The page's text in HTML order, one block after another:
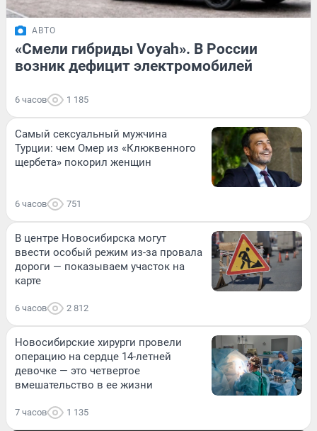
АВТО
«Смели гибриды Voyah». В России
возник дефицит электромобилей
6 часов 1 185
Самый сексуальный мужчина
Турции: чем Омер из «Клюквенного
щербета» покорил женщин
6 часов 751
В центре Новосибирска могут
ввести особый режим из-за провала
дороги — показываем участок на
карте
6 часов 2 812
Новосибирские хирурги провели
операцию на сердце 14-летней
девочке — это четвертое
вмешательство в ее жизни
7 часов 1 135